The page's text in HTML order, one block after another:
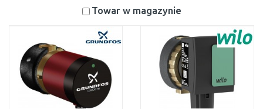
Towar w magazynie